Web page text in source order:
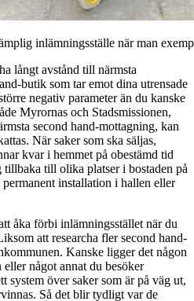
inlämningsställe när man
långt avstånd till närmsta
butik som tar emot dina utrensade
negativ parameter än du kanske
Myrornas och Stadsmissionen,
second hand-mottagning, kan
När saker som ska säljas,
kvar i hemmet på obestämd tid
tillbaka till olika platser i bostaden på
installation i hallen eller
åka förbi inlämningsstället när du
att researcha fler second hand-
Kanske ligger det någon
något annat du besöker
system över saker som är på väg ut,
Så det blir tydligt var de